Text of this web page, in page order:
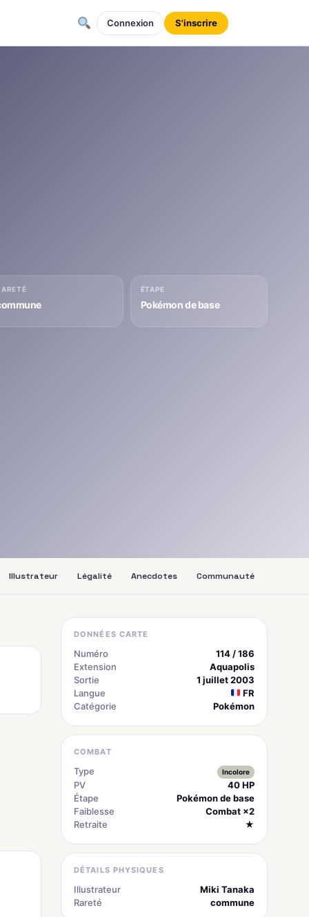
Connexion S'inscrire
ÉTAPE
Pokémon de base
Illustrateur Légalité Anecdotes Communauté
DONNÉES CARTE
Numéro
114 / 186
Extension
Aquapolis
Sortie
1 juillet 2003
Langue
FR
Catégorie
Pokémon
COMBAT
Type Incolore
PV
40 HP
Étape
Pokémon de base
Faiblesse
Combat ×2
Retraite
★
DÉTAILS PHYSIQUES
Illustrateur
Miki Tanaka
Rareté
commune